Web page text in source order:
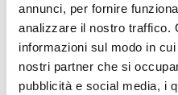
annunci, per fornire
analizzare il nostro traffico.
informazioni sul modo in
nostri partner che si
pubblicità e social media, i